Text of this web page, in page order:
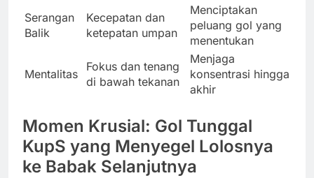
Serangan
Balik
Kecepatan dan
ketepatan umpan
Menciptakan
peluang gol yang
menentukan
Mentalitas
Fokus dan tenang
di bawah tekanan
Menjaga
konsentrasi hingga
akhir
Momen Krusial: Gol Tunggal
KupS yang Menyegel Lolosnya
ke Babak Selanjutnya